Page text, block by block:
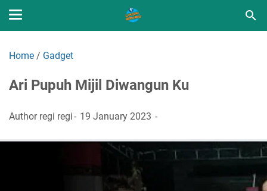
Home / Gadget
Ari Pupuh Mijil Diwangun Ku
Author regi regi 19 January 2023